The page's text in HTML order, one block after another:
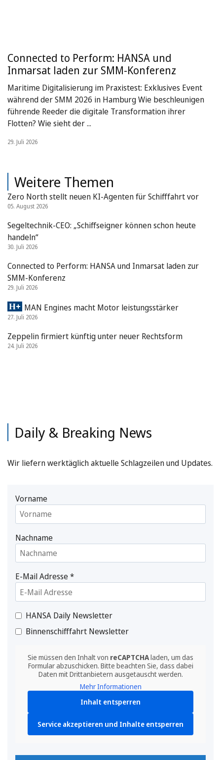
Connected to Perform: HANSA und
Inmarsat laden zur SMM-Konferenz
Maritime Digitalisierung im Praxistest: Exklusives Event
während der SMM 2026 in Hamburg Wie beschleunigen
führende Reeder die digitale Transformation ihrer
Flotten? Wie sieht der ...
29. Juli 2026
Weitere Themen
Zero North stellt neuen KI-Agenten für Schifffahrt vor
05. August 2026
Segeltechnik-CEO: „Schiffseigner können schon heute
handeln“
30. Juli 2026
Connected to Perform: HANSA und Inmarsat laden zur
SMM-Konferenz
29. Juli 2026
MAN Engines macht Motor leistungsstärker
27. Juli 2026
Zeppelin firmiert künftig unter neuer Rechtsform
24. Juli 2026
Daily & Breaking News
Wir liefern werktäglich aktuelle Schlagzeilen und Updates.
Vorname
Nachname
E-Mail Adresse*
HANSA Daily Newsletter
Binnenschifffahrt Newsletter
Sie müssen den Inhalt von reCAPTCHAladen, um das
Formular abzuschicken. Bitte beachten Sie, dass dabei
Daten mit Drittanbietern ausgetauscht werden.
Mehr Informationen
Inhalt entsperren
Service akzeptieren und Inhalte entsperren